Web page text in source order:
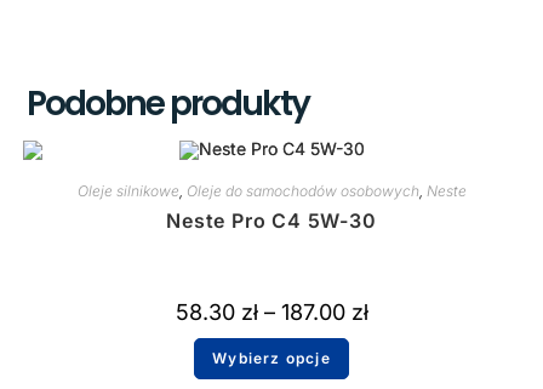
Podobne produkty
Oleje silnikowe, Oleje do samochodów osobowych, Neste
Neste Pro C4 5W-30
58.30 zł – 187.00 zł
Wybierz opcje